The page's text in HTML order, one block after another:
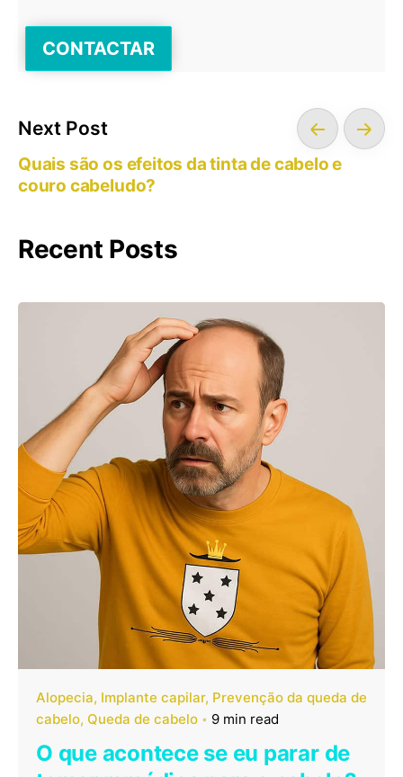
Next Post
Quais são os efeitos da tinta de cabelo e
couro cabeludo?
Recent Posts
Alopecia Implante capilar Prevenção da queda de
cabelo Queda de cabelo 9 min read
O que acontece se eu parar de